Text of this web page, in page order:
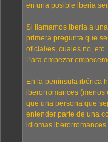
en una posible iberia
Si llamamos Iberia a
primera pregunta que
oficial/es, cuales no, etc.
Para empezar
En la península ibérica
iberorromances (menos
que una persona que
entender parte de una
idiomas